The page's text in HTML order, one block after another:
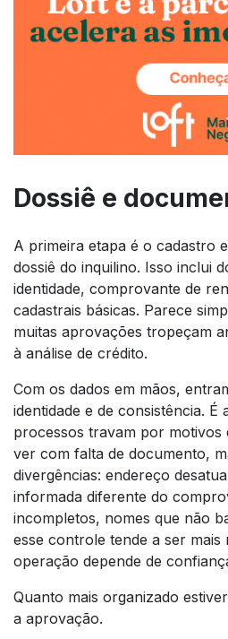
Dossiê e
A primeira etapa é o cadastro
dossiê do inquilino. Isso inclui
identidade, comprovante de
cadastrais básicas. Parece
muitas aprovações tropeçam
à análise de crédito.
Com os dados em mãos,
identidade e de consistência. É
processos travam por motivos
ver com falta de documento,
divergências: endereço
informada diferente do
incompletos, nomes que não
esse controle tende a ser mais
operação depende de
Quanto mais organizado
a aprovação.